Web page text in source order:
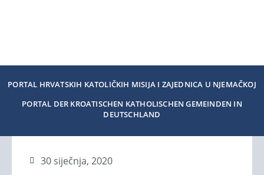
PORTAL HRVATSKIH KATOLIČKIH MISIJA I ZAJEDNICA U NJEMAČKOJ
PORTAL DER KROATISCHEN KATHOLISCHEN GEMEINDEN IN
DEUTSCHLAND
30 siječnja, 2020